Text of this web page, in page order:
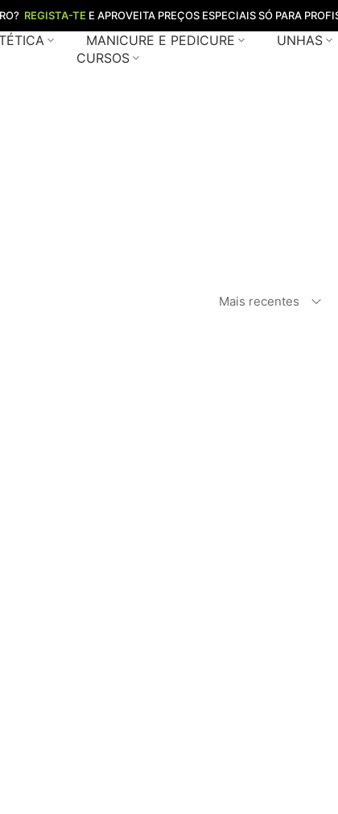
REGISTA-TE E APROVEITA PREÇOS ESPECIAIS SÓ PARA
MANICURE E PEDICURE UNHAS
CURSOS
Mais recentes